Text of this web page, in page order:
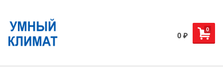
0
0 ₽